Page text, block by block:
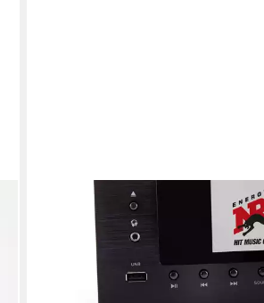
Block MHF-900 Solo Kompaktanlage
mit CD, DAB+ & Spotify Internet-
899,00 €
mtl. in 48 Raten